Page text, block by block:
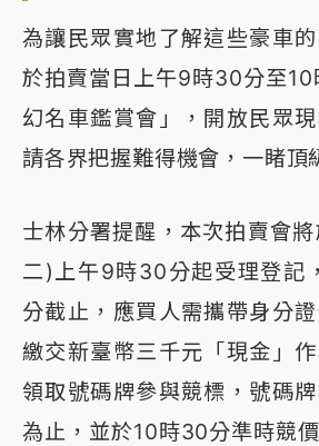
為讓民眾實地了解這些豪車
於拍賣當日上午9時30分至
幻名車鑑賞會」，開放民眾
請各界把握難得機會，一睹頂
士林分署提醒，本次拍賣會
二)上午9時30分起受理登記
分截止，應買人需攜帶身分
繳交新臺幣三千元「現金」
領取號碼牌參與競標，號碼
為止，並於10時30分準時競